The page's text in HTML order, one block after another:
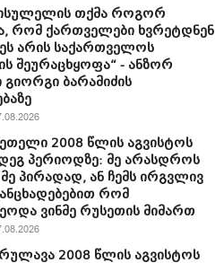
თქმა როგორ
რომ ქართველები ხვრეტდნენ
ეს არის საქართველოს
შეურაცხყოფა“ - ანზორ
გიორგი ბარამიძის
2008 წლის აგვისტოს
პერიოდზე: მე არასდროს
მე პირადად, ან ჩემს ირგვლივ
რომ
ვინმე რუსეთის მიმართ
2008 წლის აგვისტოს